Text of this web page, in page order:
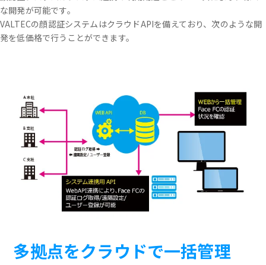
な開発が可能です。
VALTECの顔認証システムはクラウドAPIを備えており、次のような開
発を低価格で行うことができます。
多拠点をクラウドで一括管理